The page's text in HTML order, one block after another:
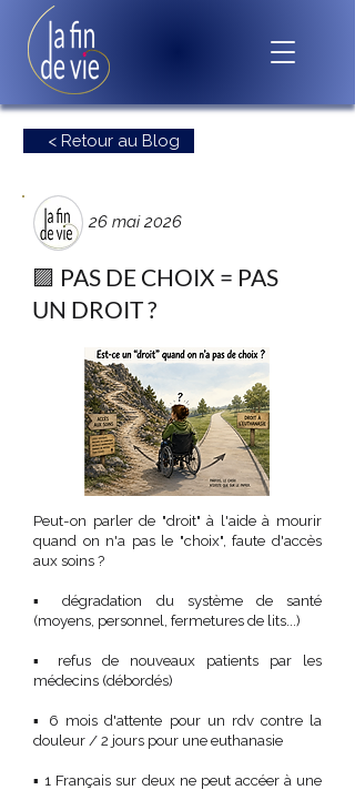
< Retour au Blog
26 mai 2026
🟪 PAS DE CHOIX = PAS
UN DROIT ?
Peut-on parler de "droit" à l'aide à mourir
quand on n'a pas le "choix", faute d'accès
aux soins ?
▪️ dégradation du système de santé
(moyens, personnel, fermetures de lits...)
▪️ refus de nouveaux patients par les
médecins (débordés)
▪️ 6 mois d'attente pour un rdv contre la
douleur / 2 jours pour une euthanasie
▪️ 1 Français sur deux ne peut accéer à une